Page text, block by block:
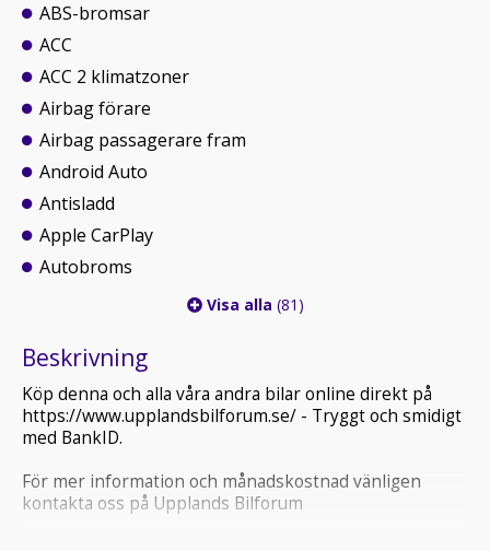
ABS-bromsar
ACC
ACC 2 klimatzoner
Airbag förare
Airbag passagerare fram
Android Auto
Antisladd
Apple CarPlay
Autobroms
Visa alla (81)
Beskrivning
Köp denna och alla våra andra bilar online direkt på
https://www.upplandsbilforum.se/ - Tryggt och smidigt
med BankID.
För mer information och månadskostnad vänligen
kontakta oss på Upplands Bilforum